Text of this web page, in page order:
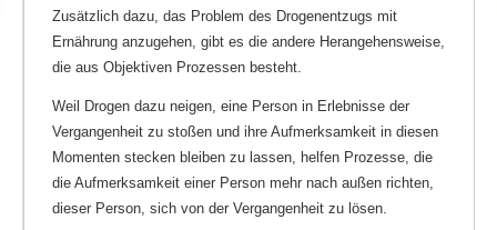
Zusätzlich dazu, das Problem des Drogenentzugs mit
Ernährung anzugehen, gibt es die andere Herangehensweise,
die aus Objektiven Prozessen besteht.
Weil Drogen dazu neigen, eine Person in Erlebnisse der
Vergangenheit zu stoßen und ihre Aufmerksamkeit in diesen
Momenten stecken bleiben zu lassen, helfen Prozesse, die
die Aufmerksamkeit einer Person mehr nach außen richten,
dieser Person, sich von der Vergangenheit zu lösen.